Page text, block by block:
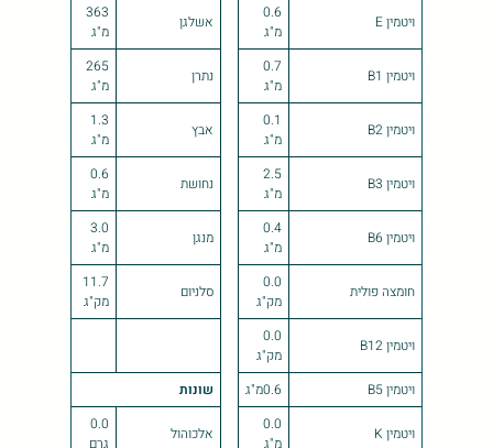
ויטמין E
0.6
מ"ג
אשלגן
363
מ"ג
ויטמין B1
0.7
מ"ג
נתרן
265
מ"ג
ויטמין B2
0.1
מ"ג
אבץ
1.3
מ"ג
ויטמין B3
2.5
מ"ג
נחושת
0.6
מ"ג
ויטמין B6
0.4
מ"ג
מנגן
3.0
מ"ג
חומצה פולית
0.0
מק"ג
סלניום
11.7
מק"ג
ויטמין B12
0.0
מק"ג
ויטמין B5
0.6מ"ג שונות
ויטמין K
0.0
מ"ג
אלכוהול
0.0
גרם